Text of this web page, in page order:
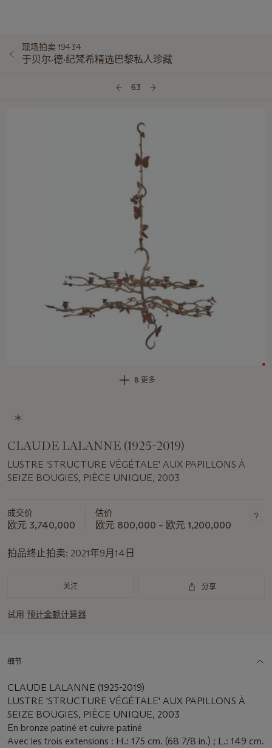
现场拍卖 19434
于贝尔·德·纪梵希精选巴黎私人珍藏
63
8 更多
CLAUDE LALANNE (1925-2019)
LUSTRE 'STRUCTURE VÉGÉTALE' AUX PAPILLONS À
SEIZE BOUGIES, PIÈCE UNIQUE, 2003
成交价
欧元 3,740,000
估价
欧元 800,000 – 欧元 1,200,000
拍品终止拍卖: 2021年9月14日
关注 分享
试用 预计金额计算器
细节
CLAUDE LALANNE (1925-2019)
LUSTRE 'STRUCTURE VÉGÉTALE' AUX PAPILLONS À
SEIZE BOUGIES, PIÈCE UNIQUE, 2003
En bronze patiné et cuivre patiné
Avec les trois extensions : H.: 175 cm. (68 7/8 in.) ; L.: 149 cm.